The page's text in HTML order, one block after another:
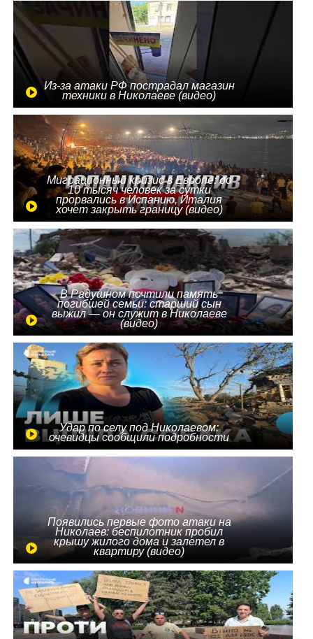
Из-за атаки РФ пострадал магазин
техники в Николаеве (видео)
Миграционный кризис в Европе: до
10 тысяч человек за сутки
прорвались в Испанию, Италия
хочет закрыть границу (видео)
В Радушном почтили память
погибшей семьи: старший сын
выжил — он служит в Николаеве
(видео)
Удар по селу под Николаевом:
очевидцы сообщили подробности
Появились первые фото атаки на
Николаев: беспилотник пробил
крышу жилого дома и залетел в
квартиру (видео)